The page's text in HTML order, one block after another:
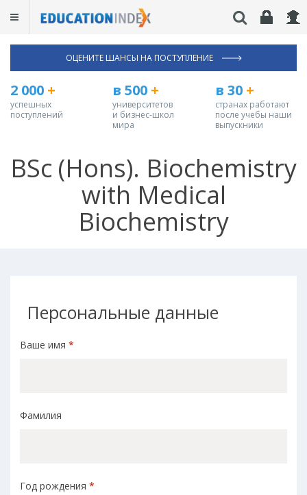
ОЦЕНИТЕ ШАНСЫ НА ПОСТУПЛЕНИЕ
2 000 +
успешных
поступлений
в 500 +
университетов
и бизнес-школ
мира
в 30+
странах работают
после учебы наши
выпускники
BSc (Hons). Biochemistry
with Medical
Biochemistry
Персональные данные
Ваше имя *
Фамилия
Год рождения *